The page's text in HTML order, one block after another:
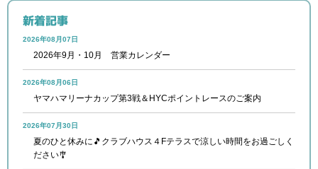
新着記事
2026年08月07日
2026年9月・10月 営業カレンダー
2026年08月06日
ヤマハマリーナカップ第3戦＆HYCポイントレースのご案内
2026年07月30日
夏のひと休みに🎵クラブハウス４Fテラスで涼しい時間をお過ごしく
ださい🎐